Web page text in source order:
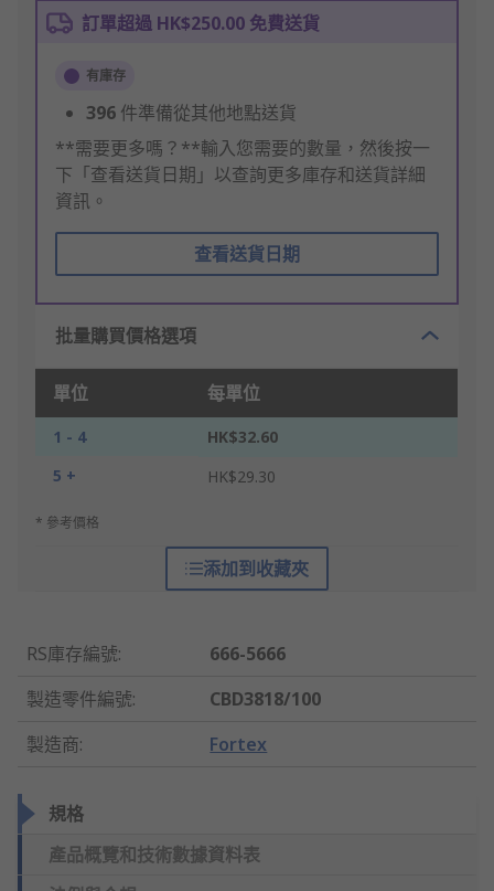
訂單超過 HK$250.00 免費送貨
有庫存
396 件準備從其他地點送貨
**需要更多嗎？**輸入您需要的數量，然後按一
下「查看送貨日期」以查詢更多庫存和送貨詳細
資訊。
查看送貨日期
批量購買價格選項
單位 每單位
1 - 4
HK$32.60
5 +
HK$29.30
* 參考價格
添加到收藏夾
RS庫存編號:
666-5666
製造零件編號:
CBD3818/100
製造商: Fortex
規格
產品概覽和技術數據資料表